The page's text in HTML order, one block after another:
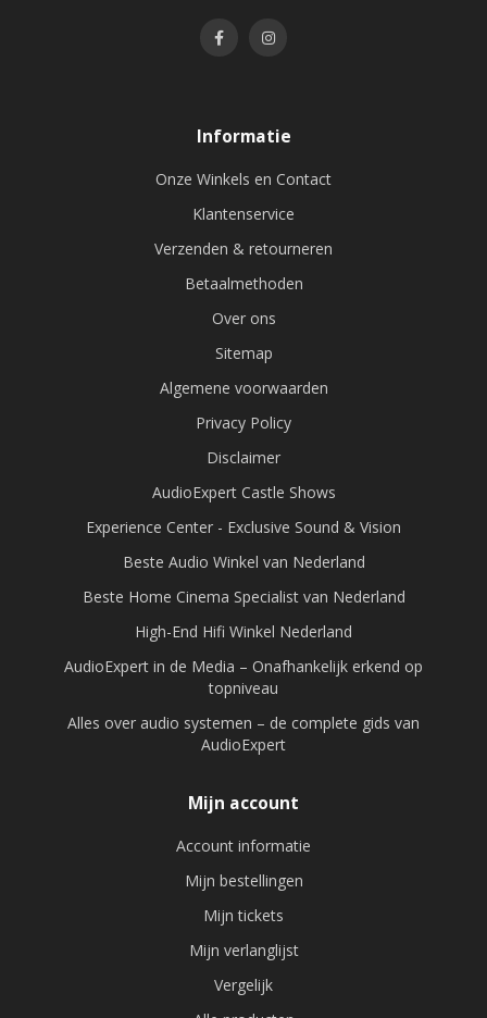
Informatie
Onze Winkels en Contact
Klantenservice
Verzenden & retourneren
Betaalmethoden
Over ons
Sitemap
Algemene voorwaarden
Privacy Policy
Disclaimer
AudioExpert Castle Shows
Experience Center - Exclusive Sound & Vision
Beste Audio Winkel van Nederland
Beste Home Cinema Specialist van Nederland
High-End Hifi Winkel Nederland
AudioExpert in de Media – Onafhankelijk erkend op
topniveau
Alles over audio systemen – de complete gids van
AudioExpert
Mijn account
Account informatie
Mijn bestellingen
Mijn tickets
Mijn verlanglijst
Vergelijk